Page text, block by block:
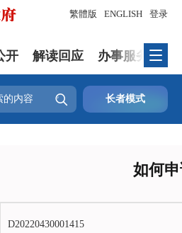
登录
繁體版 ENGLISH
开 解读回应 办事服务
 长者模式
如何
D20220430001415